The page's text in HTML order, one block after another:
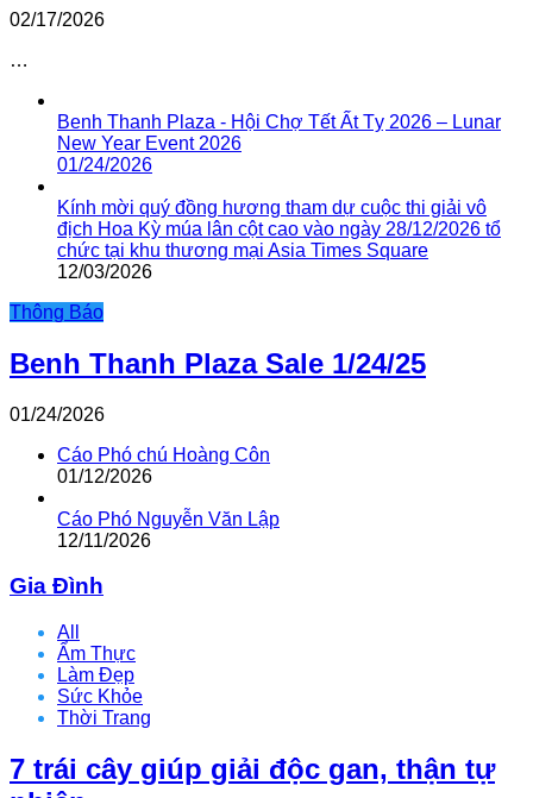
02/17/2026
…
Benh Thanh Plaza - Hội Chợ Tết Ất Tỵ 2026 – Lunar
New Year Event 2026
01/24/2026
Kính mời quý đồng hương tham dự cuộc thi giải vô
địch Hoa Kỳ múa lân cột cao vào ngày 28/12/2026 tổ
chức tại khu thương mại Asia Times Square
12/03/2026
Thông Báo
Benh Thanh Plaza Sale 1/24/25
01/24/2026
Cáo Phó chú Hoàng Côn
01/12/2026
Cáo Phó Nguyễn Văn Lập
12/11/2026
Gia Đình
All
Ẩm Thực
Làm Đẹp
Sức Khỏe
Thời Trang
7 trái cây giúp giải độc gan, thận tự